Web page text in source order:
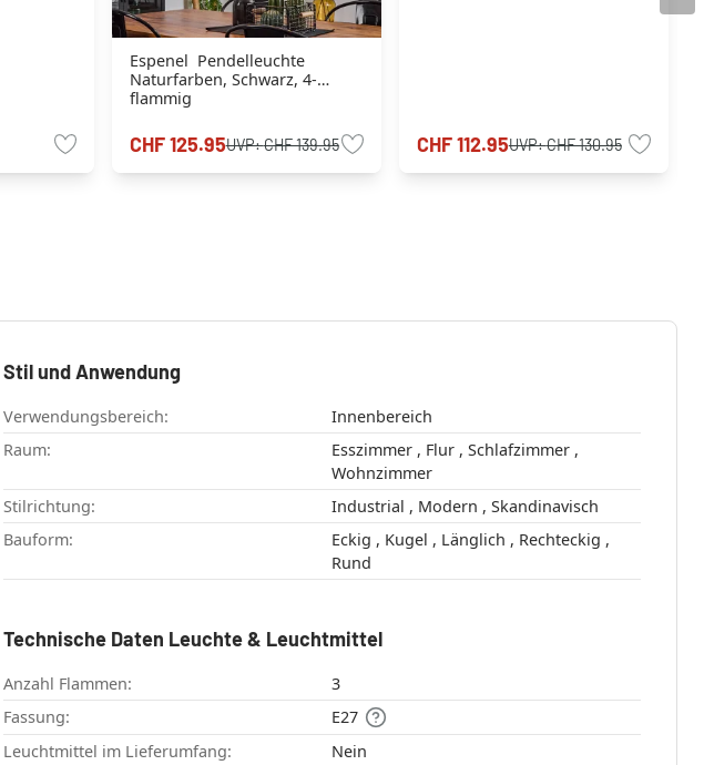
Espenel Pendelleuchte
Naturfarben, Schwarz, 4-
flammig
CHF 125.95UVP:CHF 139.95 CHF 112.95UVP:CHF 130.95
Stil und Anwendung
Verwendungsbereich:
Innenbereich
Raum:
Esszimmer , Flur , Schlafzimmer ,
Wohnzimmer
Stilrichtung:
Industrial , Modern , Skandinavisch
Bauform:
Eckig , Kugel , Länglich , Rechteckig ,
Rund
Technische Daten Leuchte & Leuchtmittel
Anzahl Flammen:
3
Fassung:
E27
Leuchtmittel im Lieferumfang:
Nein